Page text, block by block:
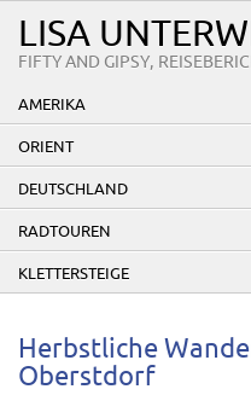
LISA
FIFTY AND GIPSY,
AMERIKA
ORIENT
DEUTSCHLAND
RADTOUREN
KLETTERSTEIGE
Herbstliche
Oberstdorf